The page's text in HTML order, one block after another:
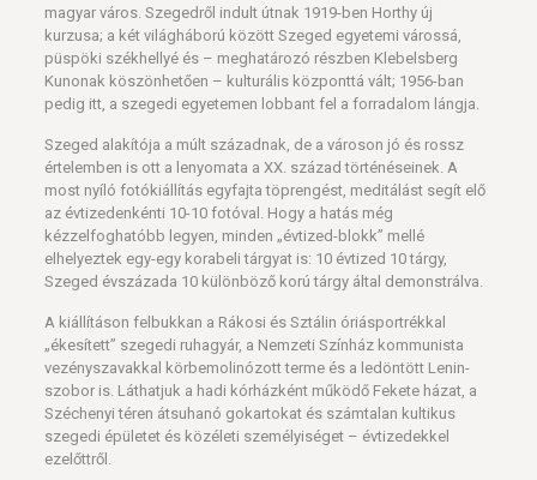
magyar város. Szegedről indult útnak 1919-ben Horthy új
kurzusa; a két világháború között Szeged egyetemi várossá,
püspöki székhellyé és – meghatározó részben Klebelsberg
Kunonak köszönhetően – kulturális központtá vált; 1956-ban
pedig itt, a szegedi egyetemen lobbant fel a forradalom lángja.
Szeged alakítója a múlt századnak, de a városon jó és rossz
értelemben is ott a lenyomata a XX. század történéseinek. A
most nyíló fotókiállítás egyfajta töprengést, meditálást segít elő
az évtizedenkénti 10-10 fotóval. Hogy a hatás még
kézzelfoghatóbb legyen, minden „évtized-blokk” mellé
elhelyeztek egy-egy korabeli tárgyat is: 10 évtized 10 tárgy,
Szeged évszázada 10 különböző korú tárgy által demonstrálva.
A kiállításon felbukkan a Rákosi és Sztálin óriásportrékkal
„ékesített” szegedi ruhagyár, a Nemzeti Színház kommunista
vezényszavakkal körbemolinózott terme és a ledöntött Lenin-
szobor is. Láthatjuk a hadi kórházként működő Fekete házat, a
Széchenyi téren átsuhanó gokartokat és számtalan kultikus
szegedi épületet és közéleti személyiséget – évtizedekkel
ezelőttről.